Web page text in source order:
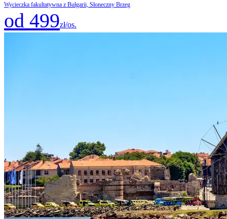
Wycieczka fakultatywna z Bułgarii, Słoneczny Brzeg
od 499zł/os.